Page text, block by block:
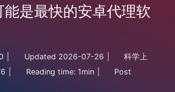
是最快的安卓代理软
Updated 2026-07-26
科学上
Reading time: 1min
Post